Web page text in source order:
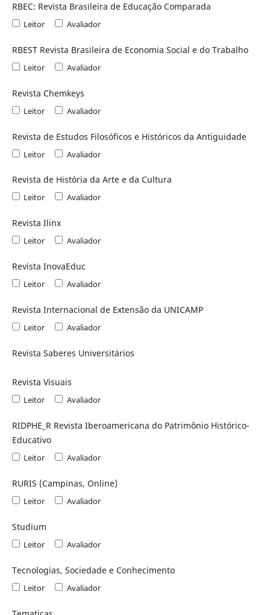
RBEC: Revista Brasileira de Educação Comparada
Leitor Avaliador
RBEST Revista Brasileira de Economia Social e do Trabalho
Leitor Avaliador
Revista Chemkeys
Leitor Avaliador
Revista de Estudos Filosóficos e Históricos da Antiguidade
Leitor Avaliador
Revista de História da Arte e da Cultura
Leitor Avaliador
Revista Ilinx
Leitor Avaliador
Revista InovaEduc
Leitor Avaliador
Revista Internacional de Extensão da UNICAMP
Leitor Avaliador
Revista Saberes Universitários
Revista Visuais
Leitor Avaliador
RIDPHE_R Revista Iberoamericana do Patrimônio Histórico-
Educativo
Leitor Avaliador
RURIS (Campinas, Online)
Leitor Avaliador
Studium
Leitor Avaliador
Tecnologias, Sociedade e Conhecimento
Leitor Avaliador